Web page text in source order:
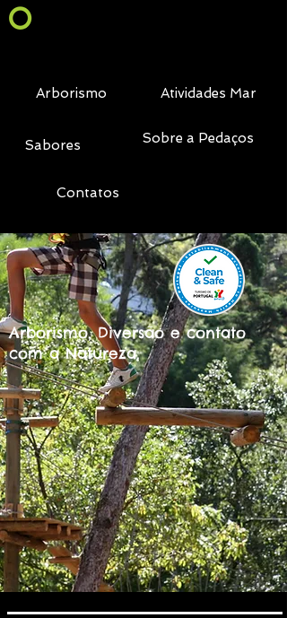
Arborismo Atividades Mar
Sabores Sobre a Pedaços
Contatos
Arborismo, Diversão e contato
com a Natureza.